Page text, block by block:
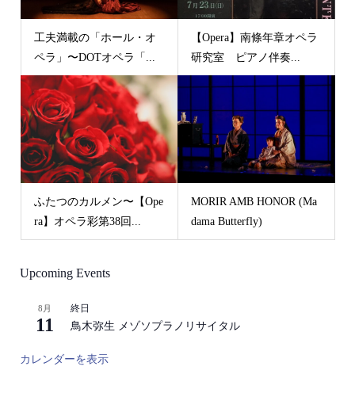
工夫満載の「ホール・オ
ペラ」〜DOTオペラ「...
【Opera】南條年章オペラ
研究室 ピアノ伴奏...
ふたつのカルメン〜【Ope
ra】オペラ彩第38回...
MORIR AMB HONOR (Ma
dama Butterfly)
Upcoming Events
8月
11
終日
鳥木弥生 メゾソプラノリサイタル
カレンダーを表示